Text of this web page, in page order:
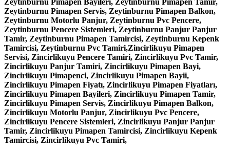
Zeytinburnu Pimapen Bayileri, Zeytinburnu Pimapen Tamir,
Zeytinburnu Pimapen Servis, Zeytinburnu Pimapen Balkon,
Zeytinburnu Motorlu Panjur, Zeytinburnu Pvc Pencere,
Zeytinburnu Pencere Sistemleri, Zeytinburnu Panjur Panjur
Tamir, Zeytinburnu Pimapen Tamircisi, Zeytinburnu Kepenk
Tamircisi, Zeytinburnu Pvc Tamiri,Zincirlikuyu Pimapen
Servisi, Zincirlikuyu Pencere Tamiri, Zincirlikuyu Pvc Tamir,
Zincirlikuyu Panjur Tamiri, Zincirlikuyu Pimapen Bayi,
Zincirlikuyu Pimapenci, Zincirlikuyu Pimapen Bayii,
Zincirlikuyu Pimapen Fiyatı, Zincirlikuyu Pimapen Fiyatları,
Zincirlikuyu Pimapen Bayileri, Zincirlikuyu Pimapen Tamir,
Zincirlikuyu Pimapen Servis, Zincirlikuyu Pimapen Balkon,
Zincirlikuyu Motorlu Panjur, Zincirlikuyu Pvc Pencere,
Zincirlikuyu Pencere Sistemleri, Zincirlikuyu Panjur Panjur
Tamir, Zincirlikuyu Pimapen Tamircisi, Zincirlikuyu Kepenk
Tamircisi, Zincirlikuyu Pvc Tamiri,